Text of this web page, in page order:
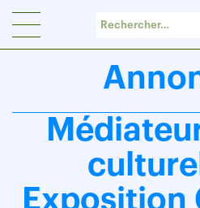
Exposition